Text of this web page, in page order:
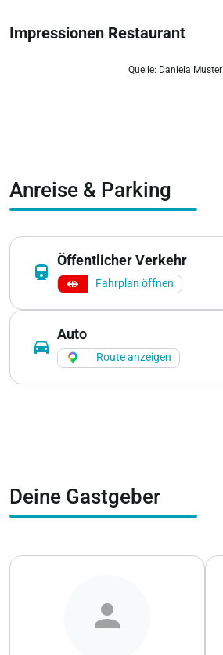
Impressionen Restaurant
Quelle: Daniela Muster
Anreise & Parking
directions_railway
Öffentlicher Verkehr
Fahrplan öffnen
directions_car
Auto
Route anzeigen
Deine Gastgeber
person